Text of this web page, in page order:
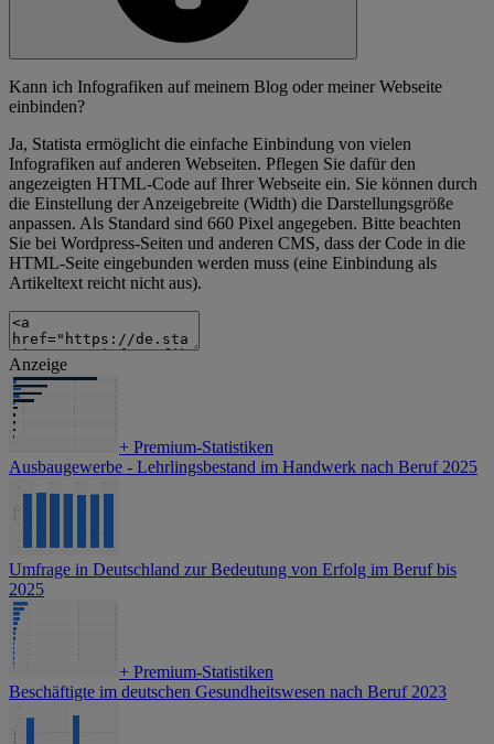
Kann ich Infografiken auf meinem Blog oder meiner Webseite
einbinden?
Ja, Statista ermöglicht die einfache Einbindung von vielen
Infografiken auf anderen Webseiten. Pflegen Sie dafür den
angezeigten HTML-Code auf Ihrer Webseite ein. Sie können durch
die Einstellung der Anzeigebreite (Width) die Darstellungsgröße
anpassen. Als Standard sind 660 Pixel angegeben. Bitte beachten
Sie bei Wordpress-Seiten und anderen CMS, dass der Code in die
HTML-Seite eingebunden werden muss (eine Einbindung als
Artikeltext reicht nicht aus).
Anzeige
+ Premium-Statistiken
Ausbaugewerbe - Lehrlingsbestand im Handwerk nach Beruf 2025
Umfrage in Deutschland zur Bedeutung von Erfolg im Beruf bis
2025
+ Premium-Statistiken
Beschäftigte im deutschen Gesundheitswesen nach Beruf 2023